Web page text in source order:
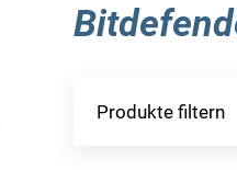
Produkte filtern